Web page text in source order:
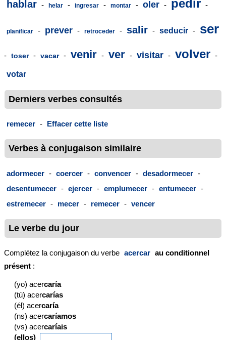
hablar - helar - ingresar - montar - oler - pedir -
planificar - prever - retroceder - salir - seducir - ser
- toser - vacar - venir - ver - visitar - volver -
votar
Derniers verbes consultés
remecer - Effacer cette liste
Verbes à conjugaison similaire
adormecer - coercer - convencer - desadormecer -
desentumecer - ejercer - emplumecer - entumecer -
estremecer - mecer - remecer - vencer
Le verbe du jour
Complétez la conjugaison du verbe acercar au conditionnel
présent :
(yo) acercaría
(tú) acercarías
(él) acercaría
(ns) acercaríamos
(vs) acercaríais
(ellos)